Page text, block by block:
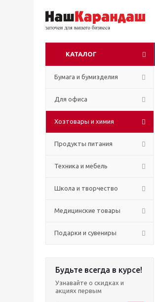
КАТАЛОГ
Бумага и бумизделия
Для офиса
Хозтовары и химия
Продукты питания
Техника и мебель
Школа и творчество
Медицинские товары
Подарки и сувениры
Будьте всегда в курсе!
Узнавайте о скидках и
акциях первым